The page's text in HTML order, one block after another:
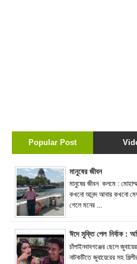
Popular Post
মানুষের জীবন
মানুষের জীবন কলমে :
কখনো আনন্দ আবার কখনো
গেলে মনের ...
ঈদে মুক্তি পেল নির্বাক :
চাঁপাইনবাবগঞ্জের ছেলে
নাটকটিতে জুবায়েরের সহ